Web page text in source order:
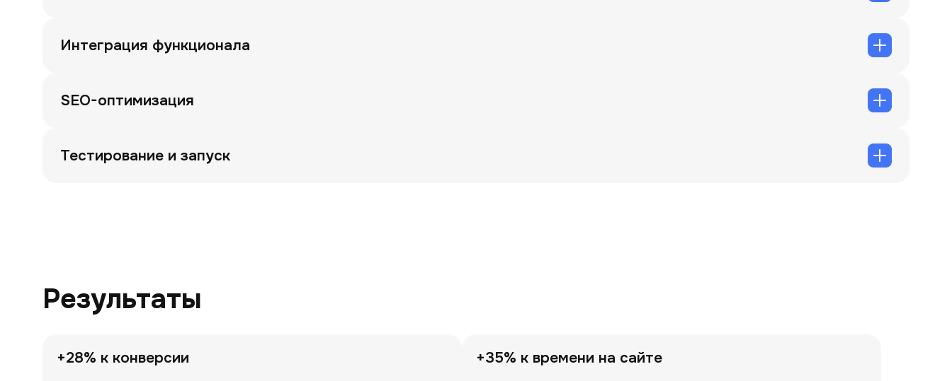
Интеграция функционала
SEO-оптимизация
Тестирование и запуск
Результаты
+28% к конверсии +35% к времени на сайте